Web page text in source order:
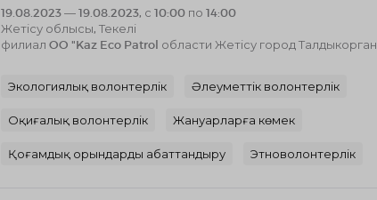
19.08.2023 — 19.08.2023, с 10:00 по 14:00
Жетісу облысы, Текелі
филиал OO "Kaz Eco Patrol области Жетісу город Талдыкорган
Экологиялық волонтерлік Әлеуметтік волонтерлік
Оқиғалық волонтерлік Жануарларға көмек
Қоғамдық орындарды абаттандыру Этноволонтерлік